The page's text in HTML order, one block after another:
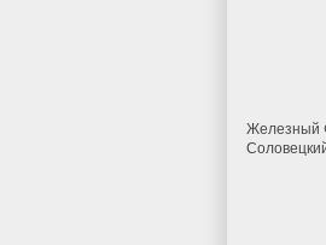
Железный